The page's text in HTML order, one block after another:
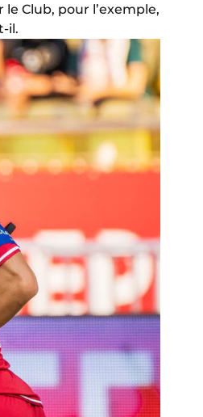
Club, pour l’exemple,
il.